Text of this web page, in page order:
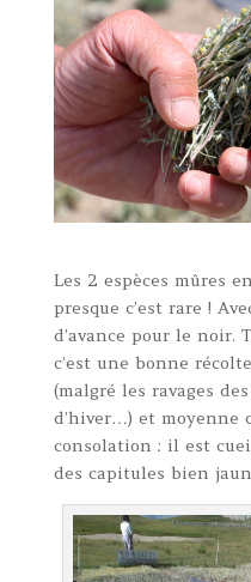
Les 2 espèces mûres
presque c’est rare !
d’avance pour le noir.
c’est une bonne
(malgré les ravages
d’hiver…) et moyenne
consolation : il est
des capitules bien